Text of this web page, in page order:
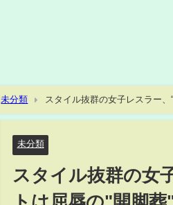
未分類 スタイル抜群の女子レスラー
未分類
スタイル抜群の女
トは屈辱の"開脚